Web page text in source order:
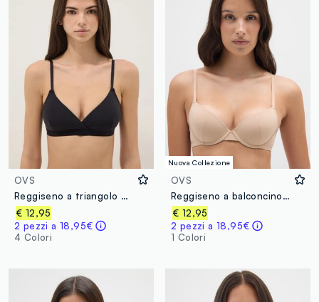
OVS
Reggiseno a triangolo nero con imbottitura rimovibile in tessuto elasticizzato
€ 12,95
2 pezzi a 18,95€
4 Colori
Nuova Collezione
OVS
Reggiseno a balconcino in tessuto elasticizzato beige
€ 12,95
2 pezzi a 18,95€
1 Colori